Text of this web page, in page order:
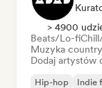
> 4900
Beats/Lo-fi
Muzyka country
Dodaj artystów
Hip-hop Indie